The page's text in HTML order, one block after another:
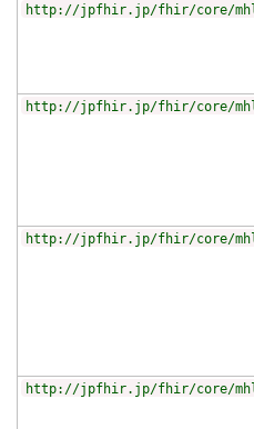
http://jpfhir.jp/fhir/core/mhlw/
http://jpfhir.jp/fhir/core/mhlw/
http://jpfhir.jp/fhir/core/mhlw/
http://jpfhir.jp/fhir/core/mhlw/